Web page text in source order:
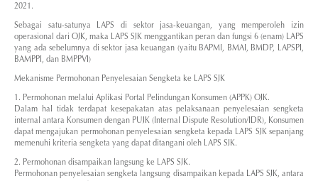
2021.
Sebagai satu-satunya LAPS di sektor jasa-keuangan, yang memperoleh izin
operasional dari OJK, maka LAPS SJK menggantikan peran dan fungsi 6 (enam) LAPS
yang ada sebelumnya di sektor jasa keuangan (yaitu BAPMI, BMAI, BMDP, LAPSPI,
BAMPPI, dan BMPPVI)
Mekanisme Permohonan Penyelesaian Sengketa ke LAPS SJK
1. Permohonan melalui Aplikasi Portal Pelindungan Konsumen (APPK) OJK.
Dalam hal tidak terdapat kesepakatan atas pelaksanaan penyelesaian sengketa
internal antara Konsumen dengan PUJK (Internal Dispute Resolution/IDR), Konsumen
dapat mengajukan permohonan penyelesaian sengketa kepada LAPS SJK sepanjang
memenuhi kriteria sengketa yang dapat ditangani oleh LAPS SJK.
2. Permohonan disampaikan langsung ke LAPS SJK.
Permohonan penyelesaian sengketa langsung disampaikan kepada LAPS SJK, antara